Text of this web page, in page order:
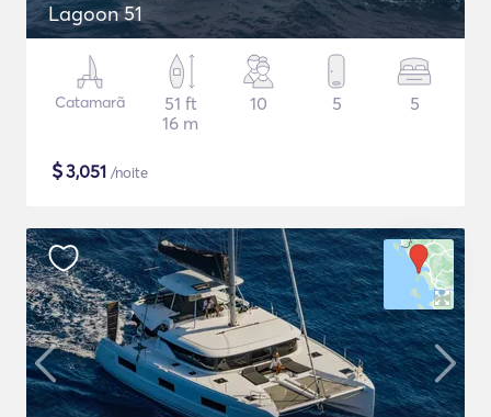
Lagoon 51
Catamarã
51 ft
16 m
10 5 5
$3,051 /noite